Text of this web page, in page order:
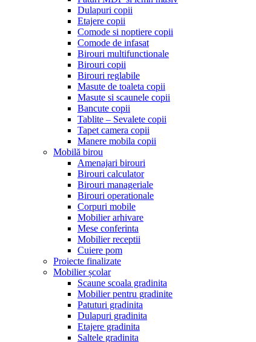
Dulapuri copii
Etajere copii
Comode si noptiere copii
Comode de infasat
Birouri multifunctionale
Birouri copii
Birouri reglabile
Masute de toaleta copii
Masute si scaunele copii
Bancute copii
Tablite – Sevalete copii
Tapet camera copii
Manere mobila copii
Mobilă birou
Amenajari birouri
Birouri calculator
Birouri manageriale
Birouri operationale
Corpuri mobile
Mobilier arhivare
Mese conferinta
Mobilier receptii
Cuiere pom
Proiecte finalizate
Mobilier școlar
Scaune scoala gradinita
Mobilier pentru gradinite
Patuturi gradinita
Dulapuri gradinita
Etajere gradinita
Saltele gradinita